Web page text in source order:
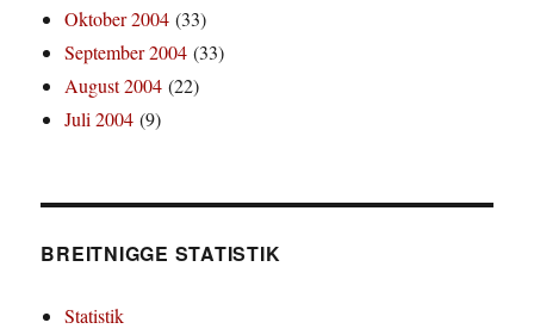
Oktober 2004 (33)
September 2004 (33)
August 2004 (22)
Juli 2004 (9)
BREITNIGGE STATISTIK
Statistik